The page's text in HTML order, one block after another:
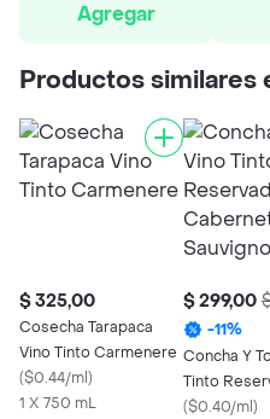
Agregar
Productos similares
$ 325,00
Cosecha Tarapaca
Vino Tinto Carmenere
($0.44/ml)
1 X 750 mL
$ 299,00
-11%
Concha Y
Tinto
Cabernet
($0.40/ml)